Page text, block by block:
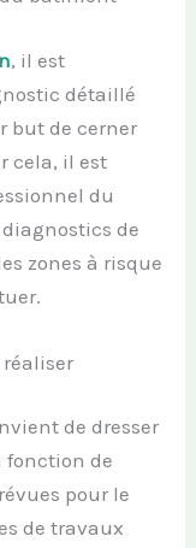
, il est
détaillé
but de cerner
cela, il est
du
de
zones à risque
de dresser
fonction de
pour le
de travaux